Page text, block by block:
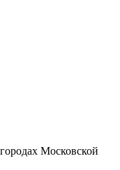
Московской